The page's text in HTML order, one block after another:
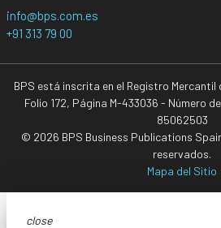
info@bps.com.es
+91 313 79 00
BPS está inscrita en el Registro Mercantil
Folio 172, Página M-433036 - Número
85062503
© 2026 BPS Business Publications
reservados.
Mapa del Sitio
close